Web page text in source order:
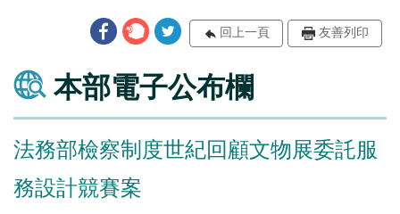
回上一頁 友善列印
本部電子公布欄
法務部檢察制度世紀回顧文物展委託服
務設計競賽案